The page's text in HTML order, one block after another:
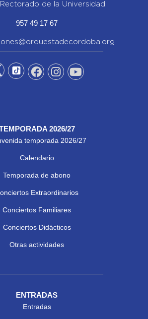
de la Universidad
957 49 17 67
2026/27
temporada 2026/27
Calendario
Temporada de abono
Extraordinarios
Conciertos Familiares
Conciertos Didácticos
Otras actividades
ENTRADAS
Entradas